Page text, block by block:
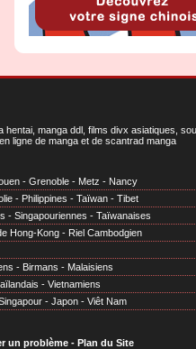
hentai, manga ddl, films divx asiatiques,
ligne de manga et de scantrad manga
- Grenoble - Metz - Nancy
- Philippines - Taïwan - Tibet
- Singapouriennes - Taïwanaises
Hong-Kong - Riel Cambodgien
- Birmans - Malaisiens
- Vietnamiens
- Japon - Viêt Nam
un problème- Plan du Site